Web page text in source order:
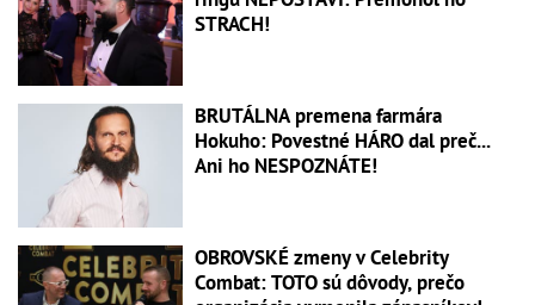
STRACH!
BRUTÁLNA premena farmára
Hokuho: Povestné HÁRO dal preč...
Ani ho NESPOZNÁTE!
OBROVSKÉ zmeny v Celebrity
Combat: TOTO sú dôvody, prečo